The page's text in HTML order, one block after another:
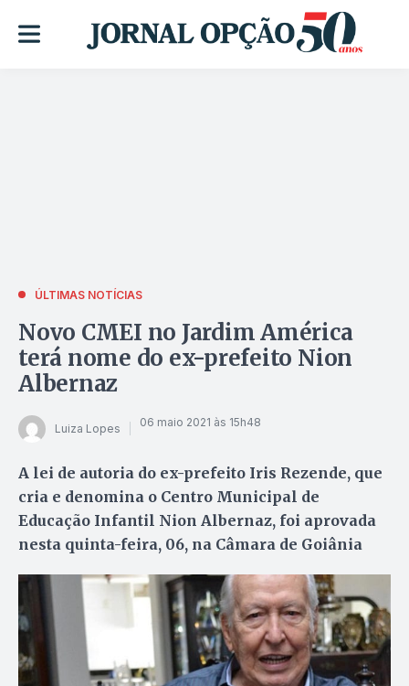
ÚLTIMAS NOTÍCIAS
Novo CMEI no Jardim América
terá nome do ex-prefeito Nion
Albernaz
Luiza Lopes 06 maio 2021 às 15h48
A lei de autoria do ex-prefeito Iris Rezende, que
cria e denomina o Centro Municipal de
Educação Infantil Nion Albernaz, foi aprovada
nesta quinta-feira, 06, na Câmara de Goiânia